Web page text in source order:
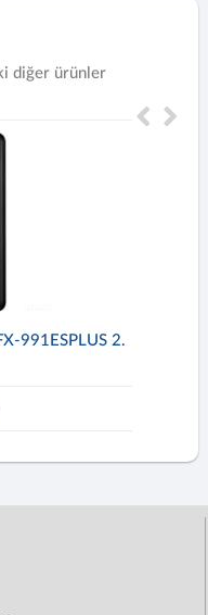
diğer ürünler
991ESPLUS 2.